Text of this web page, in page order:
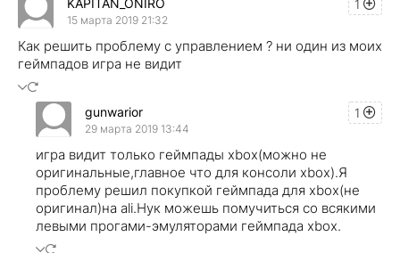
1
15 марта 2019 21:32
Как решить проблему с управлением ? ни один из моих
геймпадов игра не видит
1
gunwarior
29 марта 2019 13:44
игра видит только геймпады xbox(можно не
оригинальные,главное что для консоли xbox).Я
проблему решил покупкой геймпада для xbox(не
оригинал)на ali.Нук можешь помучиться со всякими
левыми прогами-эмуляторами геймпада xbox.